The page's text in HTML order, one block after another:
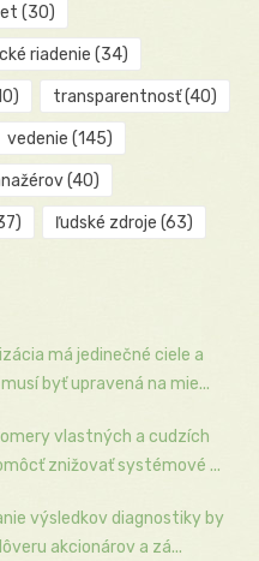
(30)
riadenie (34)
transparentnosť(40)
vedenie (145)
(40)
ľudské zdroje (63)
má jedinečné ciele a
byť upravená na mie...
vlastných a cudzích
znižovať systémové ...
výsledkov diagnostiky by
akcionárov a zá...